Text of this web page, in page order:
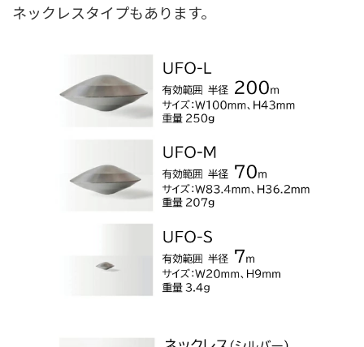
ネックレスタイプもあります。